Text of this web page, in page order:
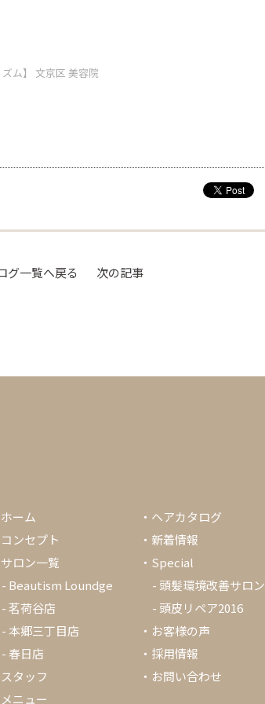
ム】 文京区 美容院
グ一覧へ戻る 次の記事
ホーム
コンセプト
サロン一覧
- Beautism Loundge
-茗荷谷店
- 本郷三丁目店
- 春日店
スタッフ
メニュー
・ ヘアカタログ
・ 新着情報
・Special
- 頭髪環境改善サロン
- 頭皮リペア2016
・ お客様の声
・ 採用情報
・ お問い合わせ